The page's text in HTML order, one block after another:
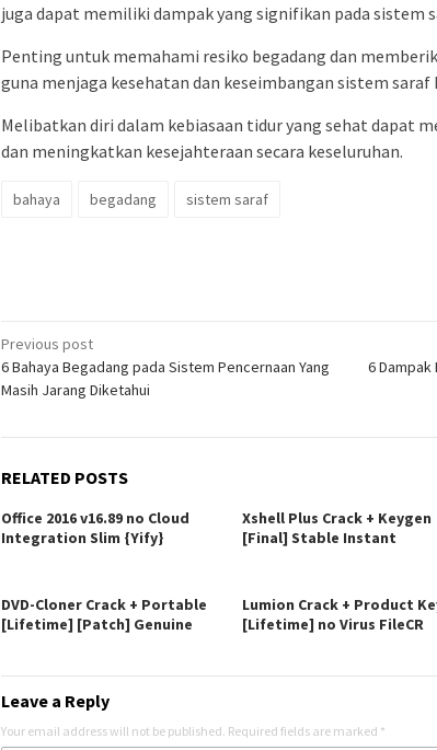
juga dapat memiliki dampak yang signifikan pada sistem
Penting untuk memahami resiko begadang dan
guna menjaga kesehatan dan keseimbangan sistem saraf
Melibatkan diri dalam kebiasaan tidur yang sehat dapat
dan meningkatkan kesejahteraan secara keseluruhan.
bahaya begadang sistem saraf
Post
navigation
Previous post
6 Bahaya Begadang pada Sistem Pencernaan Yang
Masih Jarang Diketahui
6 Dampak
RELATED POSTS
Office 2016 v16.89 no Cloud
Integration Slim {Yify}
Xshell Plus Crack + Keygen
[Final] Stable Instant
DVD-Cloner Crack + Portable
[Lifetime] [Patch] Genuine
Lumion Crack + Product
[Lifetime] no Virus FileCR
Leave a Reply
Your email address will not be published. Required fields are marked *